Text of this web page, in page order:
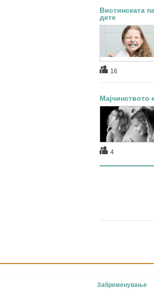
Вистинската
дете
16
Мајчинството
4
Забременување